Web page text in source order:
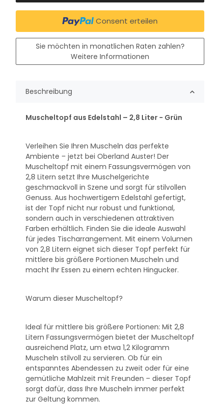
Consent erteilen
Sie möchten in monatlichen Raten zahlen?
Weitere Informationen
Beschreibung
Muscheltopf aus Edelstahl – 2,8 Liter - Grün
Verleihen Sie Ihren Muscheln das perfekte
Ambiente – jetzt bei Oberland Auster! Der
Muscheltopf mit einem Fassungsvermögen von
2,8 Litern setzt Ihre Muschelgerichte
geschmackvoll in Szene und sorgt für stilvollen
Genuss. Aus hochwertigem Edelstahl gefertigt,
ist der Topf nicht nur robust und funktional,
sondern auch in verschiedenen attraktiven
Farben erhältlich. Finden Sie die ideale Auswahl
für jedes Tischarrangement. Mit einem Volumen
von 2,8 Litern eignet sich dieser Topf perfekt für
mittlere bis größere Portionen Muscheln und
macht Ihr Essen zu einem echten Hingucker.
Warum dieser Muscheltopf?
Ideal für mittlere bis größere Portionen: Mit 2,8
Litern Fassungsvermögen bietet der Muscheltopf
ausreichend Platz, um etwa 1,2 Kilogramm
Muscheln stilvoll zu servieren. Ob für ein
entspanntes Abendessen zu zweit oder für eine
gemütliche Mahlzeit mit Freunden – dieser Topf
sorgt dafür, dass Ihre Muscheln immer perfekt
zur Geltung kommen.